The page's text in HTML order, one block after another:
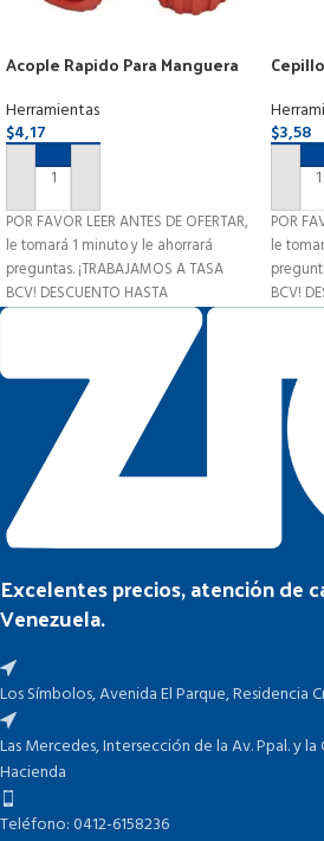
Acople Rapido Para Manguera
Herramientas
$4,17
AÑADIR AL CARRITO
POR FAVOR LEER ANTES DE OFERTAR,
le tomará 1 minuto y le ahorrará
preguntas. ¡TRABAJAMOS A TASA
BCV! DESCUENTO HASTA
$3,58
POR
le
BCV!
Excelentes precios, atención de
Venezuela.
Los Símbolos, Avenida El Parque, Residencia
Las Mercedes, Intersección de la Av. Ppal. y la
Hacienda
Teléfono: 0412-6158236